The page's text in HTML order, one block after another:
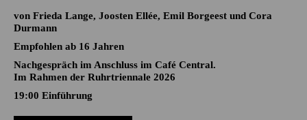
von Frieda Lange, Joosten Ellée, Emil Borgeest und Cora
Durmann
Empfohlen ab 16 Jahren
Nachgespräch im Anschluss im Café Central.
Im Rahmen der Ruhrtriennale 2026
19:00 Einführung